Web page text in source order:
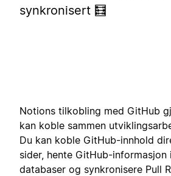
synkronisert 🧮
Notions tilkobling med GitHub
kan koble sammen
Du kan koble GitHub-innhold
sider, hente GitHub-
databaser og synkronisere Pull